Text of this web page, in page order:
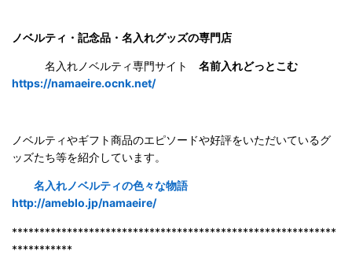
ノベルティ・記念品・名入れグッズの専門店
名入れノベルティ専門サイト 名前入れどっとこむ
https://namaeire.ocnk.net/
ノベルティやギフト商品のエピソードや好評をいただいているグ
ッズたち等を紹介しています。
名入れノベルティの色々な物語
http://ameblo.jp/namaeire/
***********************************************************
***********